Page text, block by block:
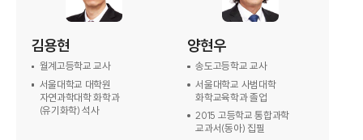
김용현
월계고등학교 교사
서울대학교 대학원
자연과학대학 화학과
(유기화학) 석사
양현우
송도고등학교 교사
서울대학교 사범대학
화학교육학과 졸업
2015 고등학교 통합과학
교과서(동아) 집필